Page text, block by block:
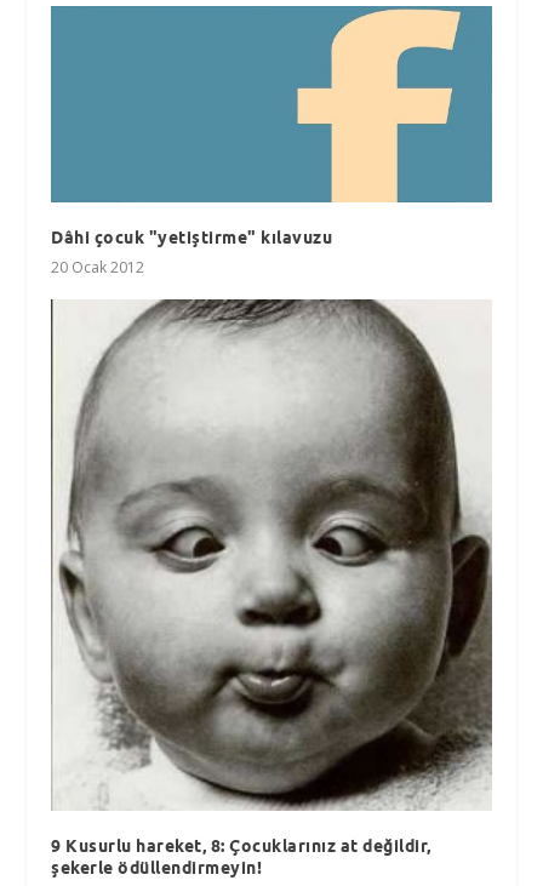
Dâhi çocuk "yetiştirme" kılavuzu
20 Ocak 2012
9 Kusurlu hareket, 8: Çocuklarınız at değildir,
şekerle ödüllendirmeyin!